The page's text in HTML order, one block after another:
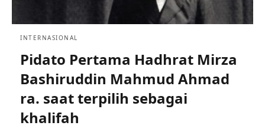
INTERNASIONAL
Pidato Pertama Hadhrat Mirza
Bashiruddin Mahmud Ahmad
ra. saat terpilih sebagai
khalifah